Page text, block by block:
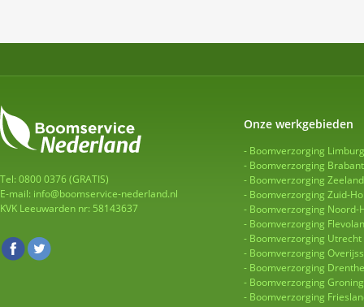
Tel: 0800 0376 (GRATIS)
E-mail: info@boomservice-nederland.nl
KVK Leeuwarden nr: 58143637
Onze werkgebieden
Boomverzorging Limburg
Boomverzorging Brabant
Boomverzorging Zeeland
Boomverzorging Zuid-
Boomverzorging Noord-
Boomverzorging
Boomverzorging Utrecht
Boomverzorging
Boomverzorging Drenthe
Boomverzorging
Boomverzorging